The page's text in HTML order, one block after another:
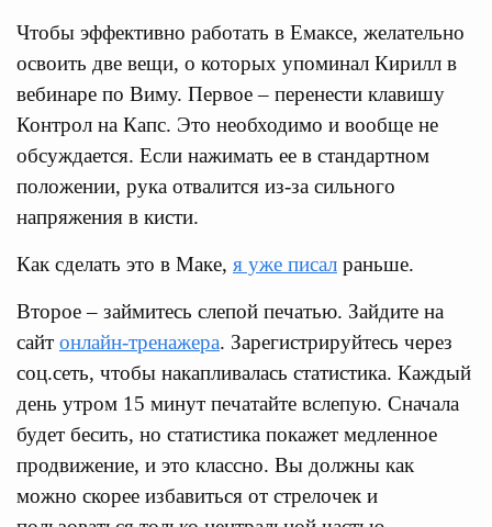
Чтобы эффективно работать в Емаксе, желательно
освоить две вещи, о которых упоминал Кирилл в
вебинаре по Виму. Первое – перенести клавишу
Контрол на Капс. Это необходимо и вообще не
обсуждается. Если нажимать ее в стандартном
положении, рука отвалится из-за сильного
напряжения в кисти.
Как сделать это в Маке, я уже писал раньше.
Второе – займитесь слепой печатью. Зайдите на
сайт онлайн-тренажера. Зарегистрируйтесь через
соц.сеть, чтобы накапливалась статистика. Каждый
день утром 15 минут печатайте вслепую. Сначала
будет бесить, но статистика покажет медленное
продвижение, и это классно. Вы должны как
можно скорее избавиться от стрелочек и